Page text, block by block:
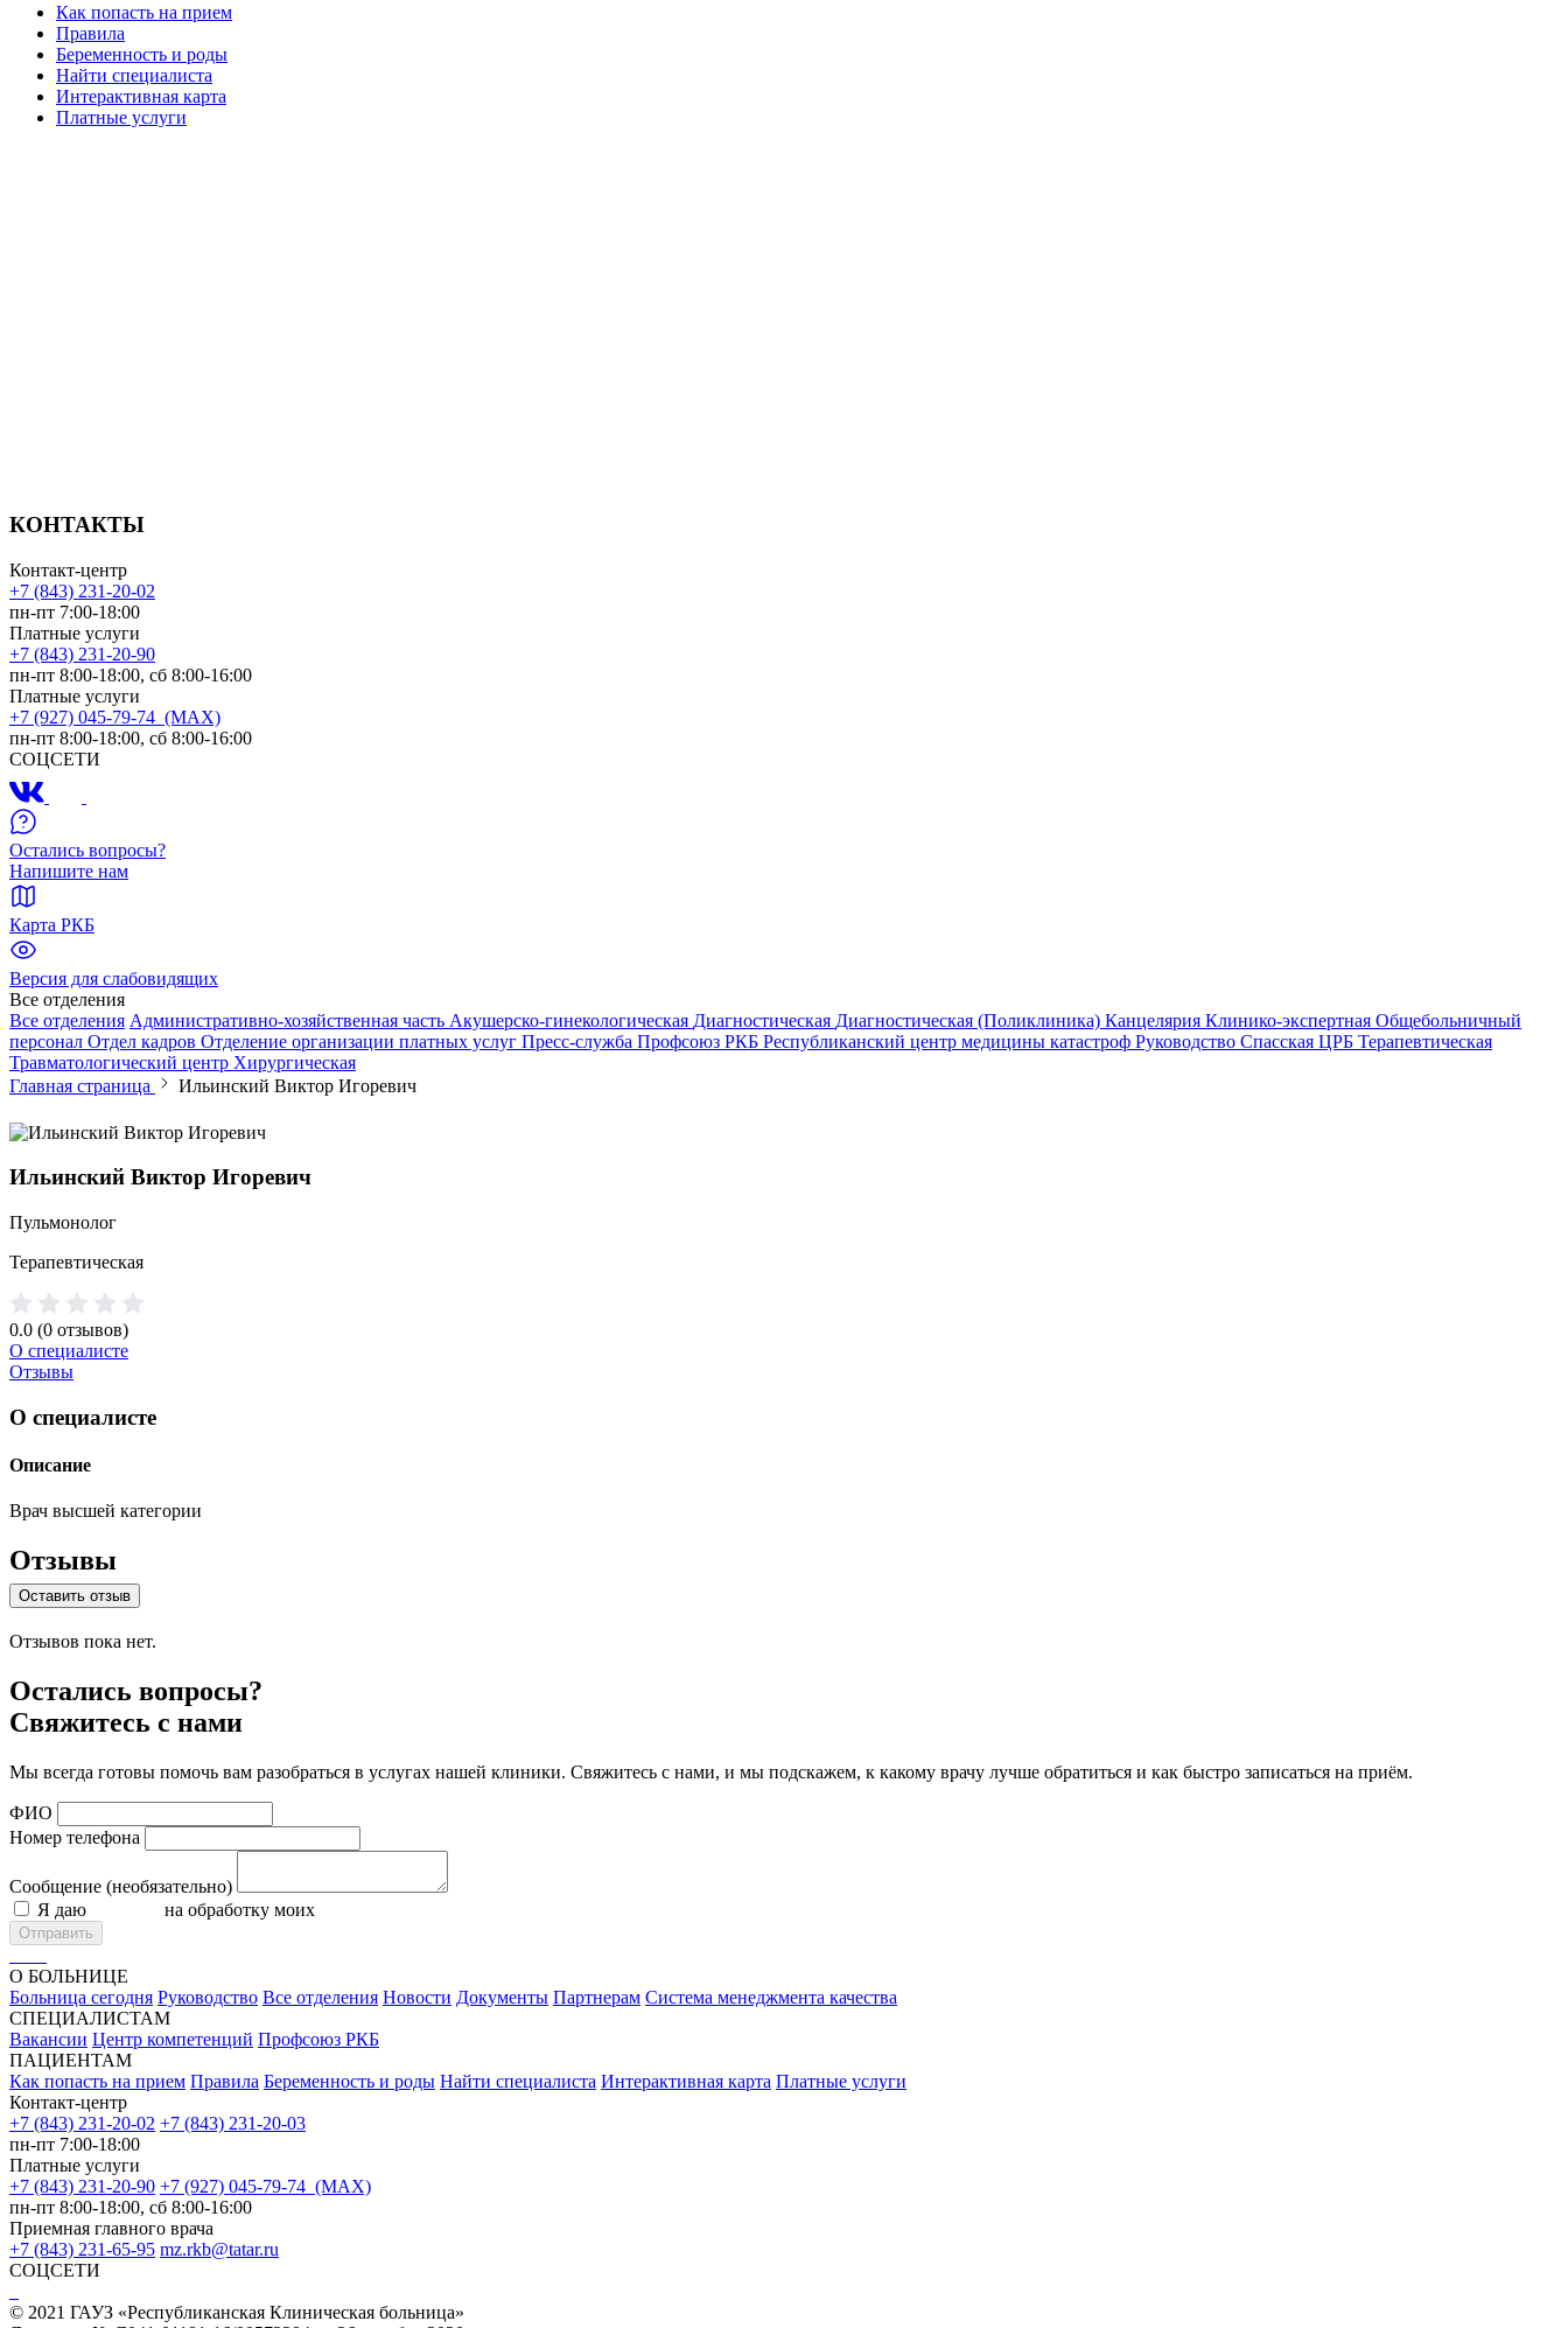
Как попасть на прием
Правила
Беременность и роды
Найти специалиста
Интерактивная карта
Платные услуги
КОНТАКТЫ
Контакт-центр
+7 (843) 231-20-02
пн-пт 7:00-18:00
Платные услуги
+7 (843) 231-20-90
пн-пт 8:00-18:00, сб 8:00-16:00
Платные услуги
+7 (927) 045-79-74 (MAX)
пн-пт 8:00-18:00, сб 8:00-16:00
СОЦСЕТИ
Остались вопросы?
Напишите нам
Карта РКБ
Версия для слабовидящих
Все отделения
Все отделения Административно-хозяйственная часть Акушерско-гинекологическая Диагностическая Диагностическая (Поликлиника) Канцелярия Клинико-экспертная Общебольничный
персонал Отдел кадров Отделение организации платных услуг Пресс-служба Профсоюз РКБ Республиканский центр медицины катастроф Руководство Спасская ЦРБ Терапевтическая
Травматологический центр Хирургическая
Главная страница
Ильинский Виктор Игоревич
Ильинский Виктор Игоревич
Пульмонолог
Терапевтическая
0.0 (0 отзывов)
О специалисте
Отзывы
О специалисте
Описание
Врач высшей категории
Отзывы
Оставить отзыв
Отзывов пока нет.
Остались вопросы?
Свяжитесь с нами
Мы всегда готовы помочь вам разобраться в услугах нашей клиники. Свяжитесь с нами, и мы подскажем, к какому врачу лучше обратиться и как быстро записаться на приём.
ФИО
Номер телефона
Сообщение (необязательно)
Я даю
на обработку моих
Отправить
О БОЛЬНИЦЕ
Больница сегодня Руководство Все отделения Новости Документы Партнерам Система менеджмента качества
СПЕЦИАЛИСТАМ
Вакансии Центр компетенций Профсоюз РКБ
ПАЦИЕНТАМ
Как попасть на прием Правила Беременность и роды Найти специалиста Интерактивная карта Платные услуги
Контакт-центр
+7 (843) 231-20-02 +7 (843) 231-20-03
пн-пт 7:00-18:00
Платные услуги
+7 (843) 231-20-90 +7 (927) 045-79-74 (MAX)
пн-пт 8:00-18:00, сб 8:00-16:00
Приемная главного врача
+7 (843) 231-65-95 mz.rkb@tatar.ru
СОЦСЕТИ
© 2021 ГАУЗ «Республиканская Клиническая больница»